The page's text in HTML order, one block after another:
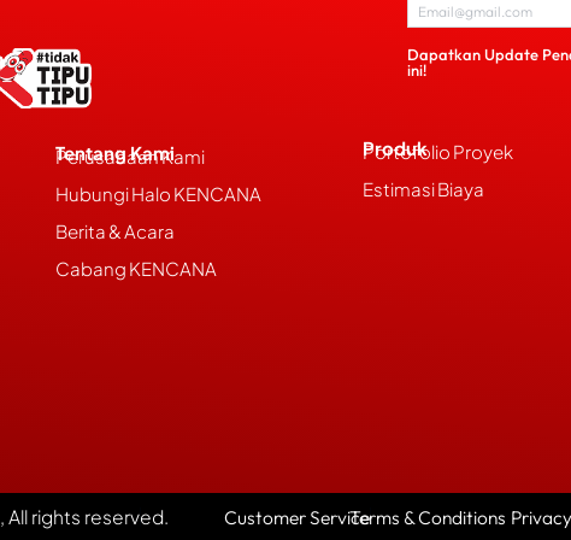
Dapatkan Update
ini!
Tentang Kami
Perusahaan Kami
Hubungi Halo KENCANA
Berita & Acara
Cabang KENCANA
Produk
Portofolio Proyek
Estimasi Biaya
, All rights reserved. Customer ServiceTerms & Conditions